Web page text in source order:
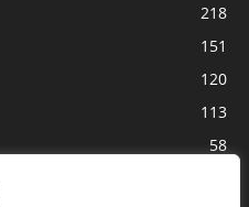
218
151
120
113
58